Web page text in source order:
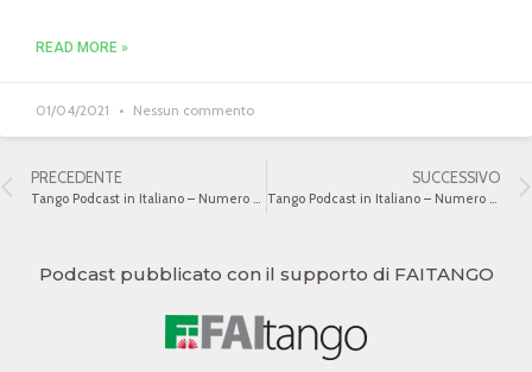
READ MORE »
01/04/2021 Nessun commento
PRECEDENTE SUCCESSIVO
Podcast pubblicato con il supporto di FAITANGO